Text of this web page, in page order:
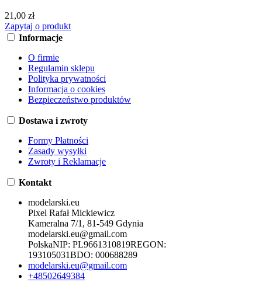
21,00 zł
Zapytaj o produkt
Informacje
O firmie
Regulamin sklepu
Polityka prywatności
Informacja o cookies
Bezpieczeństwo produktów
Dostawa i zwroty
Formy Płatności
Zasady wysyłki
Zwroty i Reklamacje
Kontakt
modelarski.eu
Pixel Rafał Mickiewicz
Kameralna 7/1, 81-549 Gdynia
modelarski.eu@gmail.com
PolskaNIP: PL9661310819REGON:
193105031BDO: 000688289
modelarski.eu@gmail.com
+48502649384